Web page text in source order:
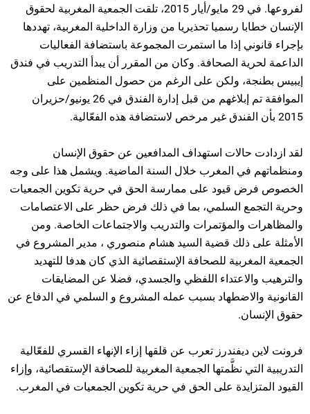
لفروعها. في 29 مايو/أيار 2015، تلقت الجمعية المغربية لحقوق
الإنسان خطابا رسميا تحذيريا من وزارة الداخلية المغربية، تهددها
بإجراء قانوني إذا ما استمرت المجموعة باستضافة الفعاليات
الداعمة لحرية الصحافة. وكان من المقرر أن يبدأ التدريب في فندق
إيبيس بطنجة، ولكن على الرغم من حصول المنظمين على
الموافقة تم إبلاغهم من قبل إدارة الفندق في 26 يونيو/حزيران
2015 بأن الفندق غير مرخص لاستضافة هذه الفعّالية.
لقد ازدادت حالات استهداف المدافعين عن حقوق الإنسان
ومنظماتهم في المغرب خلال السنة الماضية. ويشمل هذا على وجه
الخصوص فرض قيود على ممارسة الحق في حرية تكوين الجمعيات
وحرية التجمع السلمي، بما في ذلك فرض حظر على الاعتصامات
والمظاهرات والمؤتمرات والتدريب والاجتماعات الخاصة. ومن
الأمثلة على ذلك قضية السيد هشام منصوري ، مدير المشروع في
الجمعية المغربية للصحافة الإستقصائية الذي كان هدفا للتهديد
والترهيب والاعتداء اللفظي والجسدي، فضلا عن المضايقات
القانونية والاضطهاد بسبب عمله المشروع و السلمي في الدفاع عن
حقوق الإنسان.
فرونت لاين ديفندرز تعرب عن قلقها إزاء الإنهاء القسري للفعّالية
التدريبية التي نظَّمتها الجمعية المغربية للصحافة الإستقصائية، وإزاء
القيود المتزايدة على الحق في حرية تكوين الجمعيات في المغرب.